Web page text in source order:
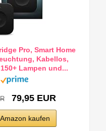
Pro, Smart Home
Kabellos,
Lampen und...
79,95 EUR
kaufen